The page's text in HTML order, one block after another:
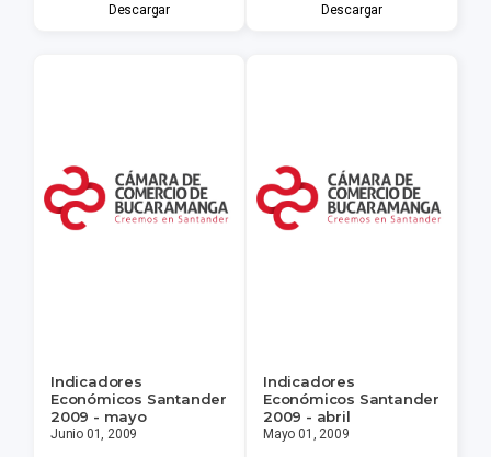
Descargar Descargar
Indicadores
Económicos Santander
2009 - mayo
Junio 01, 2009
Indicadores
Económicos Santander
2009 - abril
Mayo 01, 2009